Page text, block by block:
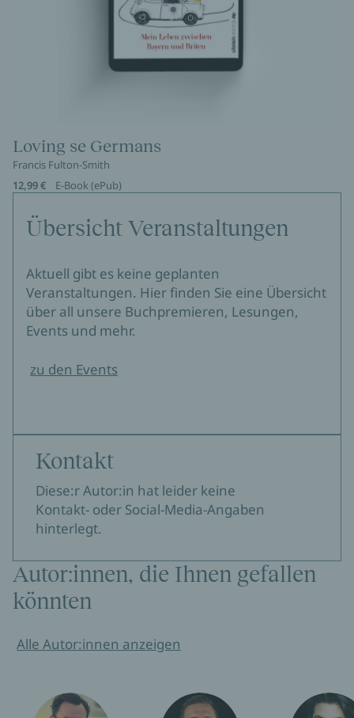
Loving se Germans
Francis Fulton-Smith
12,99 €
E-Book (ePub)
Übersicht Veranstaltungen
Aktuell gibt es keine geplanten
Veranstaltungen. Hier finden Sie eine Übersicht
über all unsere Buchpremieren, Lesungen,
Events und mehr.
zu den Events
Kontakt
Diese:r Autor:in hat leider keine
Kontakt- oder Social-Media-Angaben
hinterlegt.
Autor:innen, die Ihnen gefallen
könnten
Alle Autor:innen anzeigen